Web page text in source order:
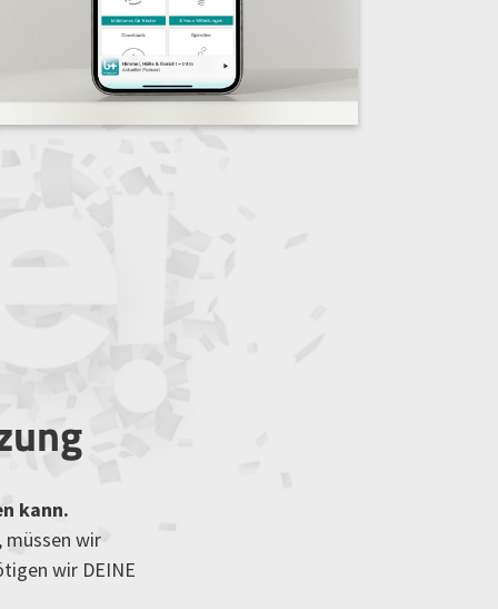
kann.
wir
wir DEINE